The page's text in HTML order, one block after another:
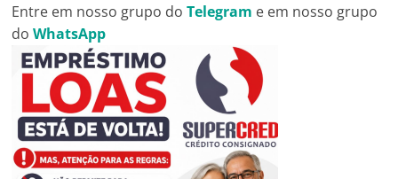
Entre em nosso grupo doTelegram e em nosso grupo
doWhatsApp